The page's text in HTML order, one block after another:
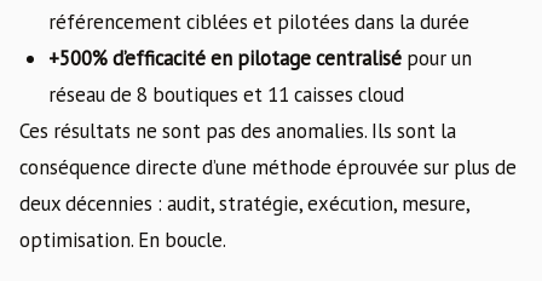
référencement ciblées et pilotées dans la durée
+500% d’efficacité en pilotage centralisé pour un
réseau de 8 boutiques et 11 caisses cloud
Ces résultats ne sont pas des anomalies. Ils sont la
conséquence directe d’une méthode éprouvée sur plus de
deux décennies : audit, stratégie, exécution, mesure,
optimisation. En boucle.